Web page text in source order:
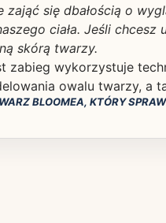
się dbałością o
ciała. Jeśli
skórą twarzy.
wykorzystuje
owalu twarzy, a
BLOOMEA, KTÓRY